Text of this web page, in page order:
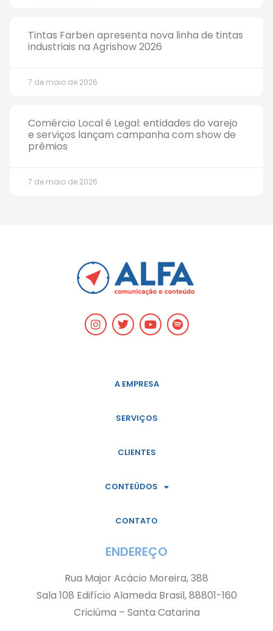
Tintas Farben apresenta nova linha de tintas
industriais na Agrishow 2026
7 de maio de 2026
Comércio Local é Legal: entidades do varejo
e serviços lançam campanha com show de
prêmios
7 de maio de 2026
A EMPRESA
SERVIÇOS
CLIENTES
CONTEÚDOS
CONTATO
ENDEREÇO
Rua Major Acácio Moreira, 388
Sala 108 Edifício Alameda Brasil, 88801-160
Criciúma – Santa Catarina